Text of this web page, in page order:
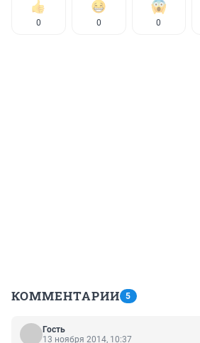
0 0 0
КОММЕНТАРИИ 5
Гость
13 ноября 2014, 10:37